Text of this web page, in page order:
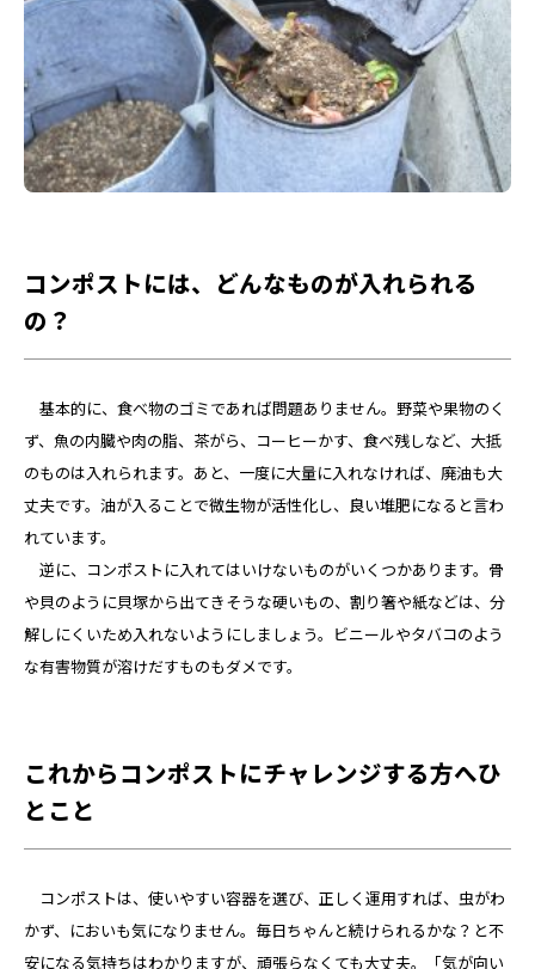
コンポストには、どんなものが入れられる
の？
基本的に、食べ物のゴミであれば問題ありません。野菜や果物のく
ず、魚の内臓や肉の脂、茶がら、コーヒーかす、食べ残しなど、大抵
のものは入れられます。あと、一度に大量に入れなければ、廃油も大
丈夫です。油が入ることで微生物が活性化し、良い堆肥になると言わ
れています。
逆に、コンポストに入れてはいけないものがいくつかあります。骨
や貝のように貝塚から出てきそうな硬いもの、割り箸や紙などは、分
解しにくいため入れないようにしましょう。ビニールやタバコのよう
な有害物質が溶けだすものもダメです。
これからコンポストにチャレンジする方へひ
とこと
コンポストは、使いやすい容器を選び、正しく運用すれば、虫がわ
かず、においも気になりません。毎日ちゃんと続けられるかな？と不
安になる気持ちはわかりますが、頑張らなくても大丈夫。「気が向い